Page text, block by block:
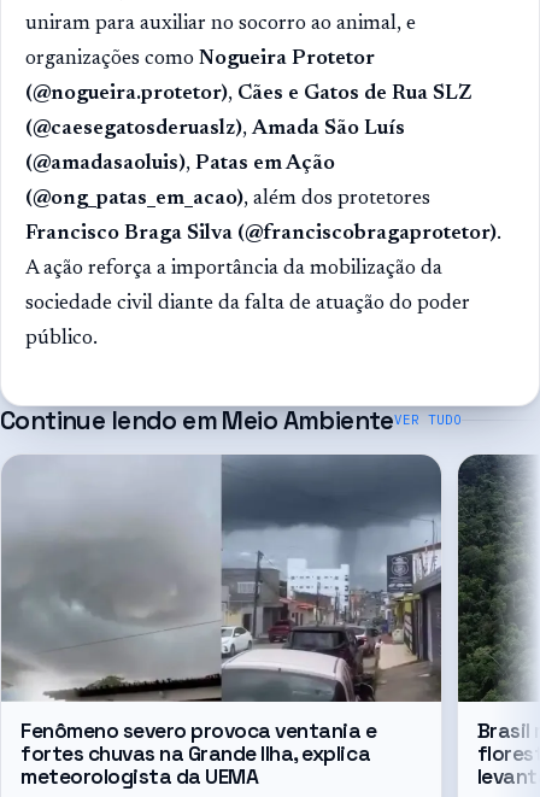
uniram para auxiliar no socorro ao animal, e
organizações como Nogueira Protetor
(@nogueira.protetor), Cães e Gatos de Rua SLZ
(@caesegatosderuaslz),Amada São Luís
(@amadasaoluis), Patas em Ação
(@ong_patas_em_acao), além dos protetores
Francisco Braga Silva (@franciscobragaprotetor).
A ação reforça a importância da mobilização da
sociedade civil diante da falta de atuação do poder
público.
Continue lendo emMeio AmbienteVER TUDO
Fenômeno severo provoca ventania e
fortes chuvas na Grande Ilha, explica
meteorologista da UEMA
Brasil